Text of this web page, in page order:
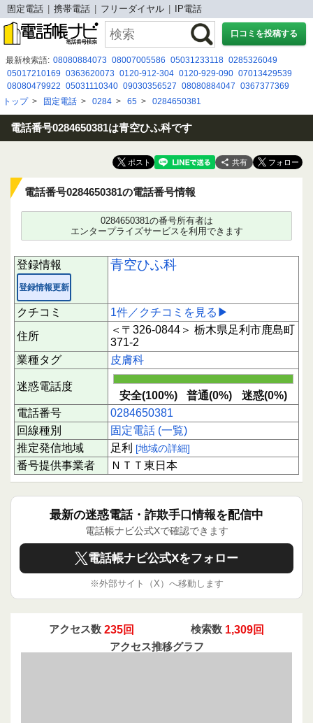
固定電話 携帯電話 フリーダイヤル IP電話
口コミを投稿する
最新検索語: 08080884073 08007005586 05031233118 0285326049
05017210169 0363620073 0120-912-304 0120-929-090 07013429539
08080479922 05031110340 09030356527 08080884047 0367377369
08080884304
08007004239 0798-75-0320 08080479716
09049541282 08009191250 070-5063-7541 09081499197 080 4992 4915
0345211109
トップ> 固定電話 > 0284 > 65 > 0284650381
電話番号0284650381は青空ひふ科です
共有
電話番号0284650381の電話番号情報
0284650381の番号所有者は
エンタープライズサービスを利用できます
登録情報
登録情報更新
青空ひふ科
クチコミ
1件／クチコミを見る▶
住所
＜〒326-0844＞ 栃木県足利市鹿島町
371-2
業種タグ
皮膚科
迷惑電話度
安全(100%) 普通(0%)
迷惑(0%)
電話番号
0284650381
回線種別
固定電話 (一覧)
推定発信地域
足利 [地域の詳細]
番号提供事業者 ＮＴＴ東日本
最新の迷惑電話・詐欺手口情報を配信中
電話帳ナビ公式Xで確認できます
電話帳ナビ公式Xをフォロー
※外部サイト（X）へ移動します
アクセス数 235回 検索数 1,309回
アクセス推移グラフ